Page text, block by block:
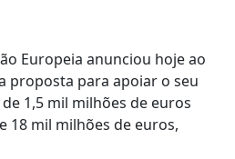
Europeia anunciou hoje ao
proposta para apoiar o seu
1,5 mil milhões de euros
18 mil milhões de euros,